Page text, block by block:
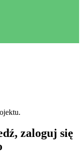
zaloguj się